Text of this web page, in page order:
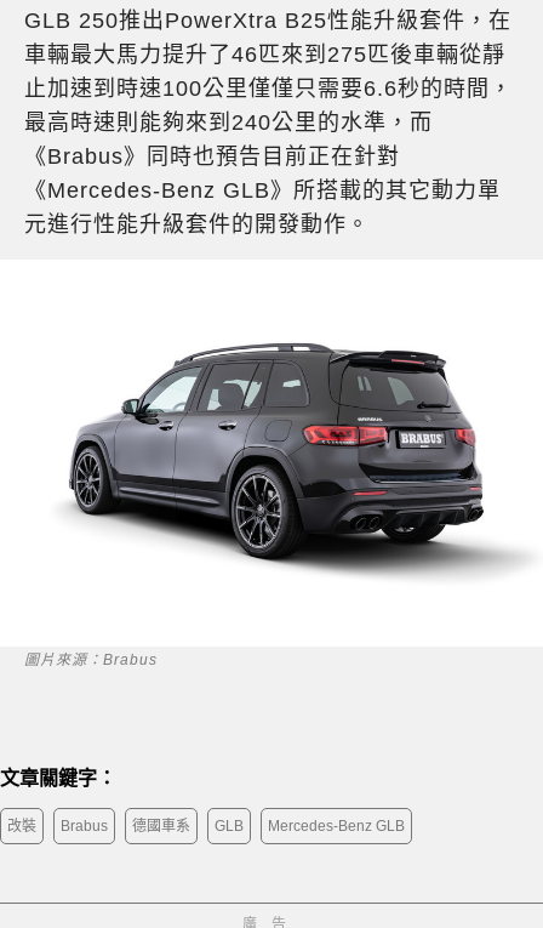
GLB 250推出PowerXtra B25性能升級套件，在
車輛最大馬力提升了46匹來到275匹後車輛從靜
止加速到時速100公里僅僅只需要6.6秒的時間，
最高時速則能夠來到240公里的水準，而
《Brabus》同時也預告目前正在針對
《Mercedes-Benz GLB》所搭載的其它動力單
元進行性能升級套件的開發動作。
圖片來源：Brabus
文章關鍵字：
改裝 Brabus 德國車系 GLB Mercedes-Benz GLB